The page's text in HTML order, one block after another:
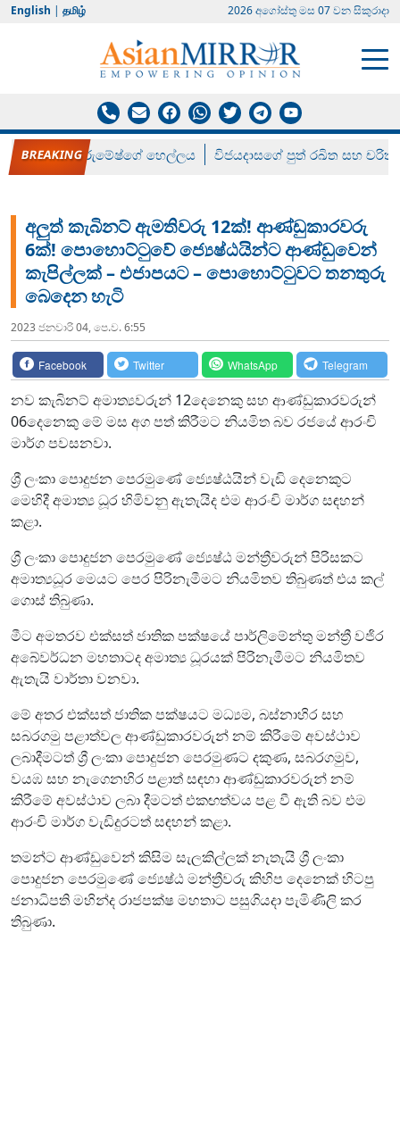
English | தமிழ் 2026 අගෝස්‍තු මස 07 වන සිකුරාදා
රන් ගෙනා රුමේෂ්ගේ හෙල්ලය විජයදාසගේ පුත් රඛිත සහ චරිත්
අලුත් කැබිනට් ඇමතිවරු 12ක්! ආණ්ඩුකාරවරු
6ක්! පොහොට්ටුවේ ජ්‍යෙෂ්ඨයින්ට ආණ්ඩුවෙන්
කැපිල්ලක් – එජාපයට – පොහොට්ටුවට තනතුරු
බෙදෙන හැටි
2023 ජනවාරි 04, පෙ.ව. 6:55
Facebook Twitter WhatsApp Telegram
නව කැබිනට් අමාත්‍යවරුන් 12දෙනෙකු සහ ආණ්ඩුකාරවරුන්
06දෙනෙකු මේ මස අග පත් කිරීමට නියමිත බව රජයේ ආරංචි
මාර්ග පවසනවා.
ශ්‍රී ලංකා පොදුජන පෙරමුණේ ජ්‍යෙෂ්ඨයින් වැඩි දෙනෙකුට
මෙහිදී අමාත්‍ය ධූර හිමිවනු ඇතැයිද එම ආරංචි මාර්ග සඳහන්
කළා.
ශ්‍රී ලංකා පොදුජන පෙරමුණේ ජ්‍යෙෂ්ඨ මන්ත්‍රීවරුන් පිරිසකට
අමාත්‍යධූර මෙයට පෙර පිරිනැමීමට නියමිතව තිබුණත් එය කල්
ගොස් තිබුණා.
මීට අමතරව එක්සත් ජාතික පක්ෂයේ පාර්ලිමේන්තු මන්ත්‍රී වජිර
අබේවර්ධන මහතාටද අමාත්‍ය ධූරයක් පිරිනැමීමට නියමිතව
ඇතැයි වාර්තා වනවා.
මේ අතර එක්සත් ජාතික පක්ෂයට මධ්‍යම, බස්නාහිර සහ
සබරගමු පළාත්වල ආණ්ඩුකාරවරුන් නම් කිරීමේ අවස්ථාව
ලබාදීමටත් ශ්‍රී ලංකා පොදුජන පෙරමුණට දකුණ, සබරගමුව,
වයඹ සහ නැගෙනහිර පළාත් සඳහා ආණ්ඩුකාරවරුන් නම්
කිරීමේ අවස්ථාව ලබා දීමටත් එකඟත්වය පළ වී ඇති බව එම
ආරංචි මාර්ග වැඩිදුරටත් සඳහන් කළා.
තමන්ට ආණ්ඩුවෙන් කිසිම සැලකිල්ලක් නැතැයි ශ්‍රී ලංකා
පොදුජන පෙරමුණේ ජ්‍යෙෂ්ඨ මන්ත්‍රීවරු කිහිප දෙනෙක් හිටපු
ජනාධිපති මහින්ද රාජපක්ෂ මහතාට පසුගියදා පැමිණිලි කර
තිබුණා.